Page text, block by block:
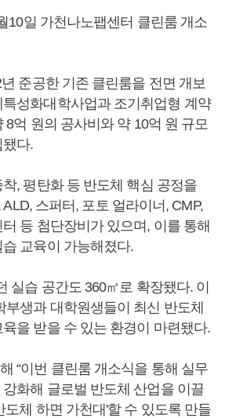
10일 가천나노팹센터 클린룸 개소
준공한 기존 클린룸을 전면 개보
성화대학사업과 조기취업형 계약
8억 원의 공사비와 약 10억 원 규모
다.
, 평탄화 등 반도체 핵심 공정을
스퍼터, 포토 얼라이너, CMP,
등 첨단장비가 있으며, 이를 통해
교육이 가능해졌다.
실습 공간도 360㎡로 확장됐다. 이
부생과 대학원생들이 최신 반도체
을 받을 수 있는 환경이 마련됐다.
“이번 클린룸 개소식을 통해 실무
화해 글로벌 반도체 산업을 이끌
도체 하면 가천대'할 수 있도록 만들